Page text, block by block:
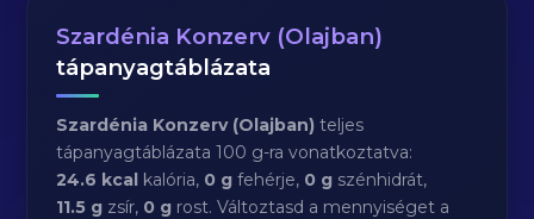
Szardénia Konzerv (Olajban)
tápanyagtáblázata
Szardénia Konzerv (Olajban) teljes
tápanyagtáblázata 100 g-ra vonatkoztatva:
24.6 kcal kalória, 0 g fehérje, 0 g szénhidrát,
11.5 g zsír, 0 g rost. Változtasd a mennyiséget a